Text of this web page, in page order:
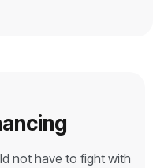
not have to fight with